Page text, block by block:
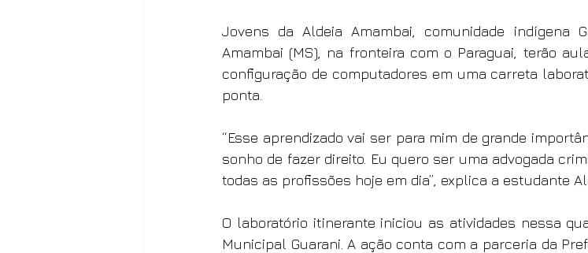
Jovens da Aldeia Amambai, comunidade indígena
Amambai (MS), na fronteira com o Paraguai, terão
configuração de computadores em uma carreta
ponta.
“Esse aprendizado vai ser para mim de grande
sonho de fazer direito. Eu quero ser uma advogada
todas as profissões hoje em dia”, explica a estudante
O laboratório itinerante iniciou as atividades nessa
Municipal Guarani. A ação conta com a parceria da